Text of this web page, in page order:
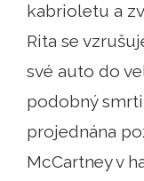
kabrioletu a
Rita se
své auto do
podobný
projednána
McCartney v